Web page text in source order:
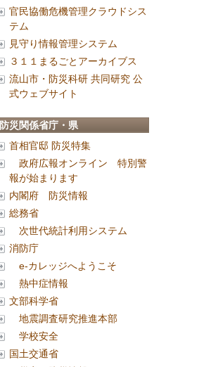
官民協働危機管理クラウドシス
テム
見守り情報管理システム
３１１まるごとアーカイブス
流山市・防災科研 共同研究 公
式ウェブサイト
防災関係省庁・県
首相官邸 防災特集
政府広報オンライン 特別警
報が始まります
内閣府 防災情報
総務省
次世代統計利用システム
消防庁
e-カレッジへようこそ
熱中症情報
文部科学省
地震調査研究推進本部
学校安全
国土交通省